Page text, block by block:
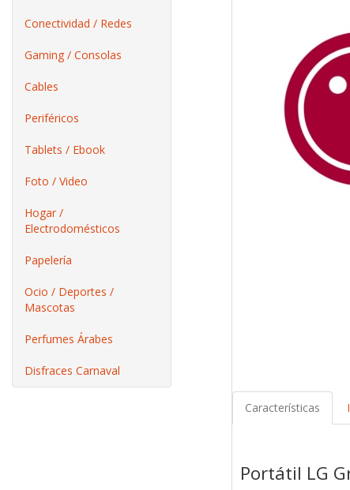
Conectividad / Redes
Gaming / Consolas
Cables
Periféricos
Tablets / Ebook
Foto / Video
Hogar /
Electrodomésticos
Papelería
Ocio / Deportes /
Mascotas
Perfumes Árabes
Disfraces Carnaval
Características
Portátil LG